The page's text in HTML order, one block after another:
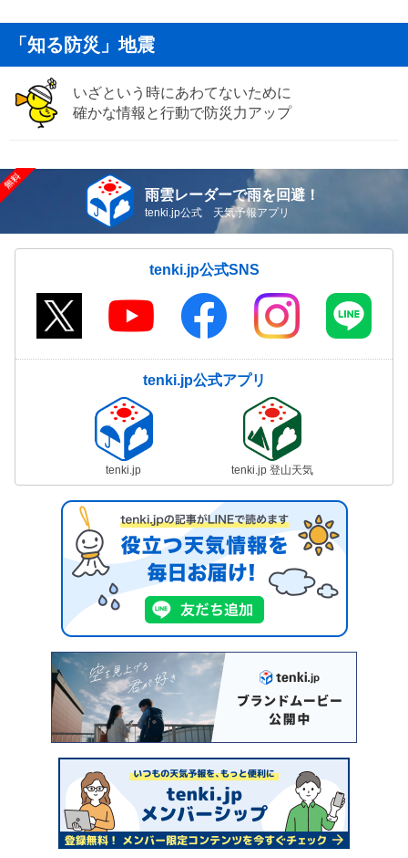
「知る防災」地震
いざという時にあわてないために
確かな情報と行動で防災力アップ
雨雲レーダーで雨を回避！
tenki.jp公式 天気予報アプリ
tenki.jp公式SNS
tenki.jp公式アプリ
tenki.jp tenki.jp 登山天気